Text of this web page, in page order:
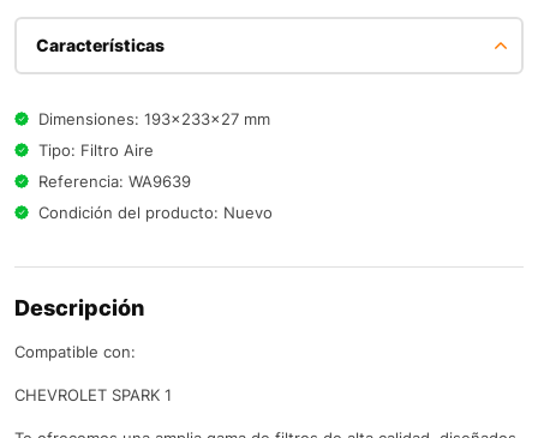
Características
Dimensiones: 193x233x27 mm
Tipo: Filtro Aire
Referencia: WA9639
Condición del producto: Nuevo
Descripción
Compatible con:
CHEVROLET SPARK 1